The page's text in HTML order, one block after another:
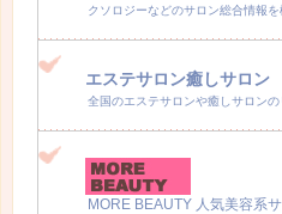
クソロジーなどのサロン総合情報を
エステサロン癒しサロン
全国のエステサロンや癒しサロンの
MORE BEAUTY 人気美容系